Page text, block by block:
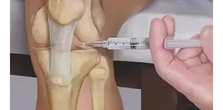
Bikovi su u poslednje vreme mnogo razmišljali o
stabilnosti i sigurnosti. Međutim, do kraja dana sudbina
vam može pokazati da se prave promene dešavaju
upravo onda kada ih najmanje očekujemo.